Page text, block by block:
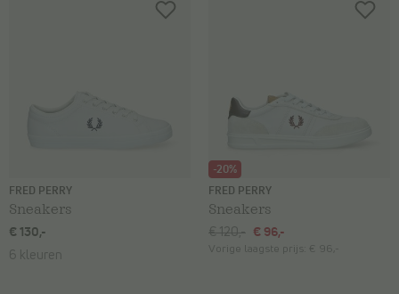
FRED PERRY
Sneakers
€ 130,-
6 kleuren
-20%
FRED PERRY
Sneakers
€ 120,- € 96,-
Vorige laagste prijs: € 96,-